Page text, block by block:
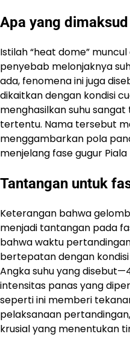
Apa yang
Istilah “heat dome”
penyebab melonjaknya
ada, fenomena ini juga
dikaitkan dengan kondisi
menghasilkan suhu
tertentu. Nama tersebut
menggambarkan pola
menjelang fase gugur Piala
Tantangan untuk
Keterangan bahwa
menjadi tantangan pada
bahwa waktu
bertepatan dengan
Angka suhu yang
intensitas panas yang
seperti ini memberi
pelaksanaan
krusial yang menentukan